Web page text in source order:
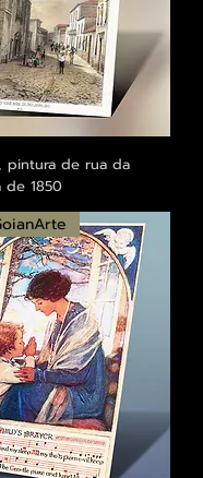
pintura de rua da
de 1850